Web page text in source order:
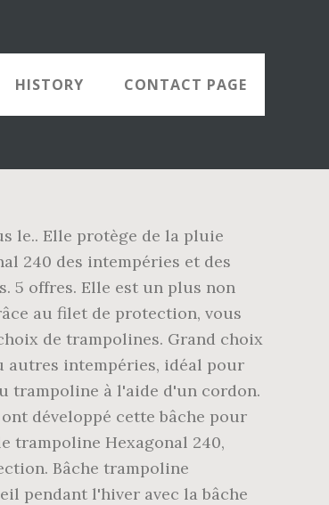
HISTORY CONTACT PAGE
le.. Elle protège de la pluie
240 des intempéries et des
5 offres. Elle est un plus non
au filet de protection, vous
de trampolines. Grand choix
autres intempéries, idéal pour
trampoline à l'aide d'un cordon.
développé cette bâche pour
trampoline Hexagonal 240,
Bâche trampoline
pendant l'hiver avec la bâche